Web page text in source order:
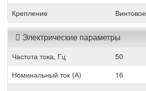
Крепление
Винтовое
Электрические параметры
Частота тока, Гц
50
Номинальный ток (А)
16